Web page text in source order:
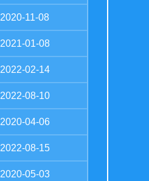
2020-11-08
2021-01-08
2022-02-14
2022-08-10
2020-04-06
2022-08-15
2020-05-03